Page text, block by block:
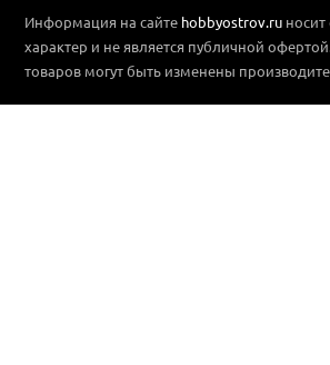
Информация на сайте hobbyostrov.ru
характер и не является публичной
товаров могут быть изменены